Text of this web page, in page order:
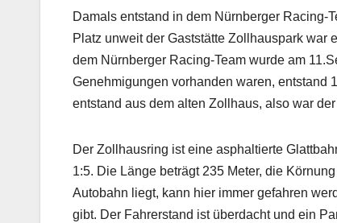
Damals entstand in dem Nürnberger Racing-
Platz unweit der Gaststätte Zollhauspark war
dem Nürnberger Racing-Team wurde am
Genehmigungen vorhanden waren, entstand
entstand aus dem alten Zollhaus, also war
Der Zollhausring ist eine asphaltierte
1:5. Die Länge beträgt 235 Meter, die
Autobahn liegt, kann hier immer gefahren
gibt. Der Fahrerstand ist überdacht und ein